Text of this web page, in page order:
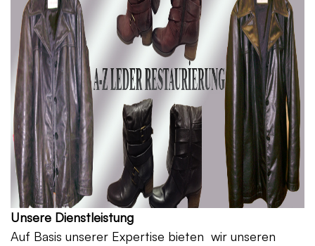
Unsere Dienstleistung
Auf Basis unserer Expertise bieten wir unseren